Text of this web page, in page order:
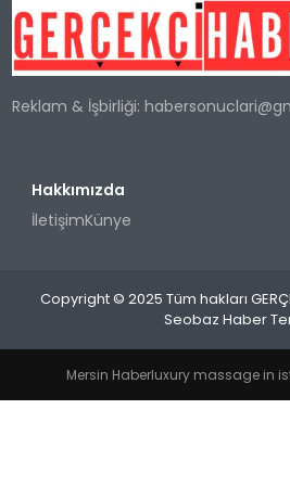
SPOR
TEKNOLOJI
YAŞAM
Reklam & İşbirliği:
Hakkımızda
İletişimKünye
Copyright © 2025 Tüm hakları
Seobaz Haber
Mersin Haberluxury massage in